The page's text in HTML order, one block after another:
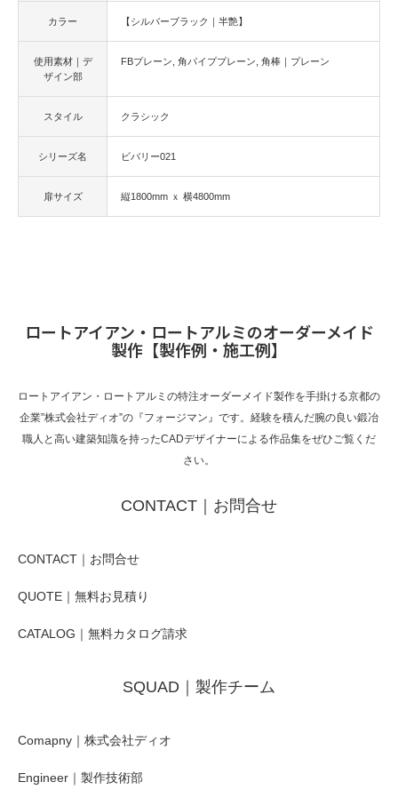
カラー 【シルバーブラック｜半艶】
使用素材｜デ
ザイン部
FBプレーン 角パイププレーン 角棒｜プレーン
スタイル クラシック
シリーズ名 ビバリー021
扉サイズ 縦1800mm ｘ 横4800mm
ロートアイアン・ロートアルミのオーダーメイド
製作【製作例・施工例】
ロートアイアン・ロートアルミの特注オーダーメイド製作を手掛ける京都の
企業”株式会社ディオ”の『フォージマン』です。経験を積んだ腕の良い鍛冶
職人と高い建築知識を持ったCADデザイナーによる作品集をぜひご覧くだ
さい。
CONTACT｜お問合せ
CONTACT｜お問合せ
QUOTE｜無料お見積り
CATALOG｜無料カタログ請求
SQUAD｜製作チーム
Comapny｜株式会社ディオ
Engineer｜製作技術部